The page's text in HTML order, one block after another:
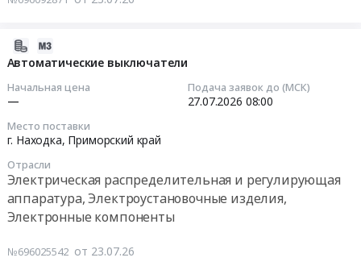
10RS
Автоматические выключатели
Начальная цена
—
Подача заявок до (МСК)
27.07.2026 08:00
Место поставки
г. Находка, Приморский край
Отрасли
Электрическая распределительная и регулирующая
аппаратура, Электроустановочные изделия,
Электронные компоненты
№696025542 от 23.07.26